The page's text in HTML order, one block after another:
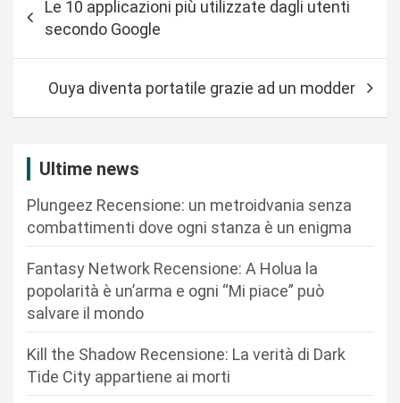
Le 10 applicazioni più utilizzate dagli utenti
secondo Google
Ouya diventa portatile grazie ad un modder
Ultime news
Plungeez Recensione: un metroidvania senza
combattimenti dove ogni stanza è un enigma
Fantasy Network Recensione: A Holua la
popolarità è un’arma e ogni “Mi piace” può
salvare il mondo
Kill the Shadow Recensione: La verità di Dark
Tide City appartiene ai morti